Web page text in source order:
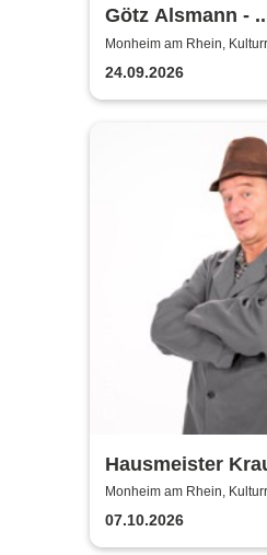
Götz Alsmann -
...
Monheim am Rhein,
24.09.2026
Hausmeister
lebt nur zweimal
Monheim am Rhein,
07.10.2026